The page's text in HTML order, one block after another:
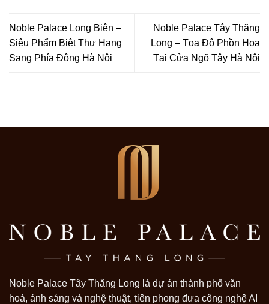
Noble Palace Long Biên –
Siêu Phẩm Biệt Thự Hạng
Sang Phía Đông Hà Nội
Noble Palace Tây Thăng
Long – Tọa Độ Phồn Hoa
Tại Cửa Ngõ Tây Hà Nội
Noble Palace Tây Thăng Long là dự án thành phố văn
hoá, ánh sáng và nghệ thuật, tiên phong đưa công nghệ AI